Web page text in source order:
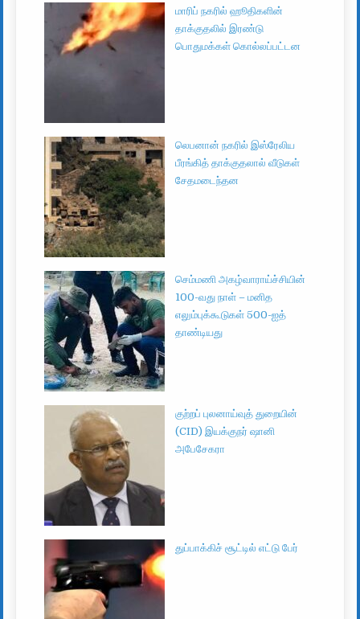
மாரிப் நகரில் ஹூதிகளின்
தாக்குதலில் இரண்டு
பொதுமக்கள் கொல்லப்பட்டன
லெபனான் நகரில் இஸ்ரேலிய
பீரங்கித் தாக்குதலால் வீடுகள்
சேதமடைந்தன
செம்மணி அகழ்வாராய்ச்சியின்
100-வது நாள் – மனித
எலும்புக்கூடுகள் 500-ஐத்
தாண்டியது
குற்றப் புலனாய்வுத் துறையின்
(CID) இயக்குநர் ஷானி
அபேசேகரா
துப்பாக்கிச் சூட்டில் எட்டு பேர்